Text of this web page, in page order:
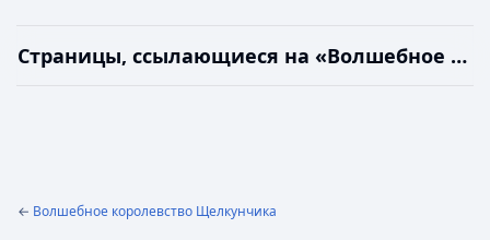
Страницы, ссылающиеся на «Волшебное королевство Щелкунчика»
← Волшебное королевство Щелкунчика